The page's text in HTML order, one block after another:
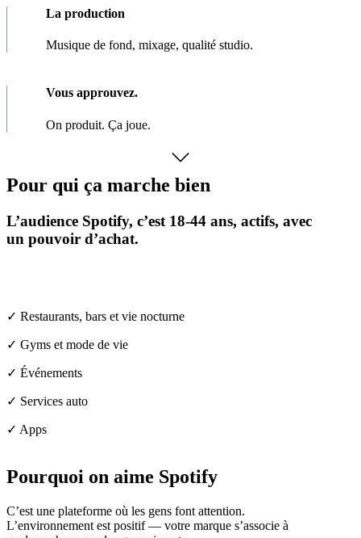
La production
Musique de fond, mixage, qualité studio.
Vous approuvez.
On produit. Ça joue.
Pour qui ça marche bien
L’audience Spotify, c’est 18-44 ans, actifs, avec
un pouvoir d’achat.
✓ Restaurants, bars et vie nocturne
✓ Gyms et mode de vie
✓ Événements
✓ Services auto
✓ Apps
Pourquoi on aime Spotify
C’est une plateforme où les gens font attention.
L’environnement est positif — votre marque s’associe à